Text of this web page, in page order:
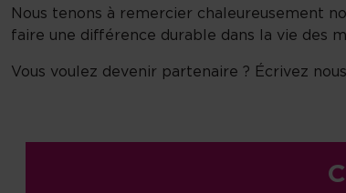
Nous tenons à remercier chaleureusement
faire une différence durable dans la vie des
Vous voulez devenir partenaire ? Écrivez